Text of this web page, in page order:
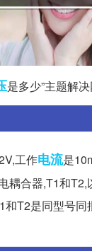
是多少”主题解
工作电流是
耦合器,T1和
T2是同型号同